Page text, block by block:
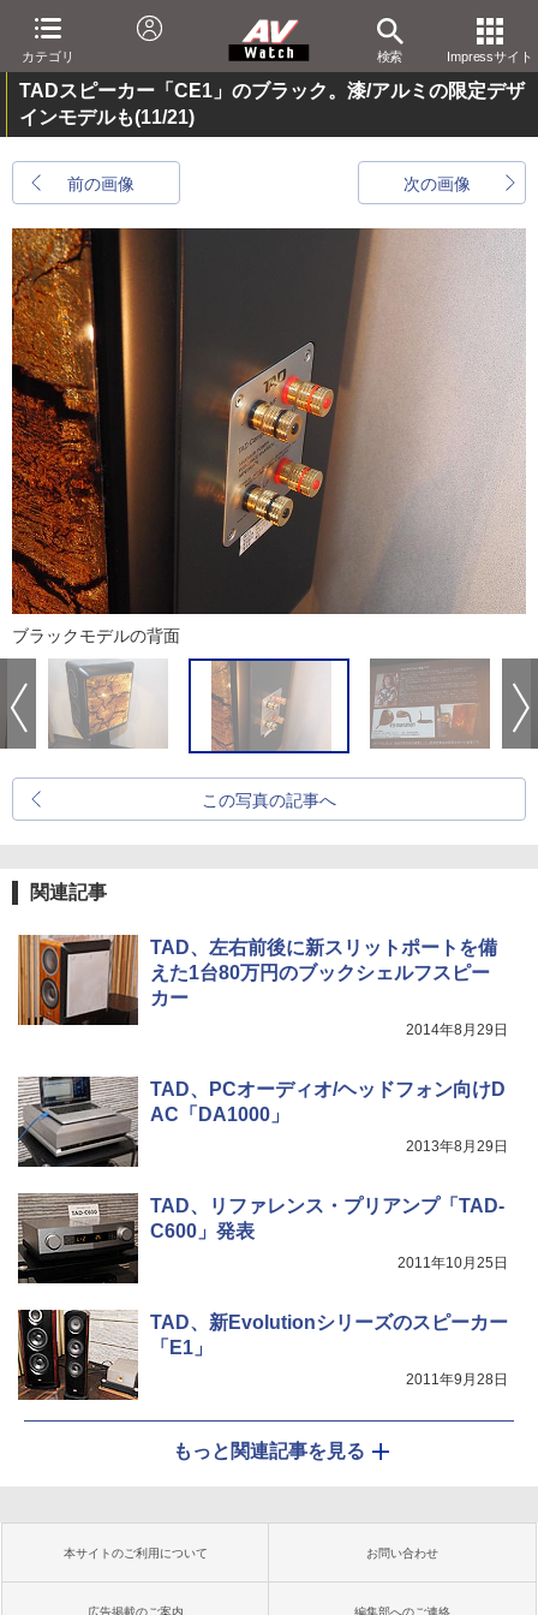
カテゴリ 検索 Impressサイト
TADスピーカー「CE1」のブラック。漆/アルミの限定デザ
インモデルも(11/21)
前の画像 次の画像
ブラックモデルの背面
この写真の記事へ
関連記事
TAD、左右前後に新スリットポートを備
えた1台80万円のブックシェルフスピー
カー
2014年8月29日
TAD、PCオーディオ/ヘッドフォン向けD
AC「DA1000」
2013年8月29日
TAD、リファレンス・プリアンプ「TAD-
C600」発表
2011年10月25日
TAD、新Evolutionシリーズのスピーカー
「E1」
2011年9月28日
もっと関連記事を見る
本サイトのご利用について お問い合わせ
広告掲載のご案内 編集部へのご連絡